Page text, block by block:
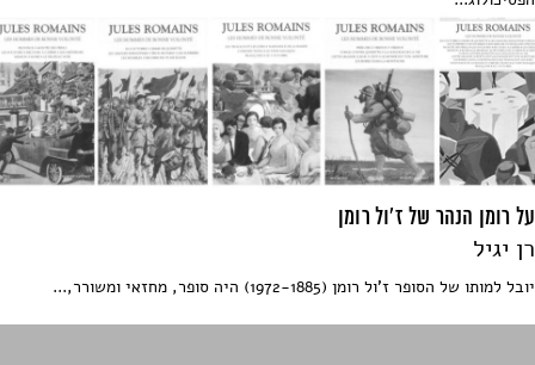
על רומן הנהר של ז'ול רומן
רן יגיל
יובל למותו של הסופר ז'ול רומן (1972-1885) היה סופר, מחזאי ומשורר,...